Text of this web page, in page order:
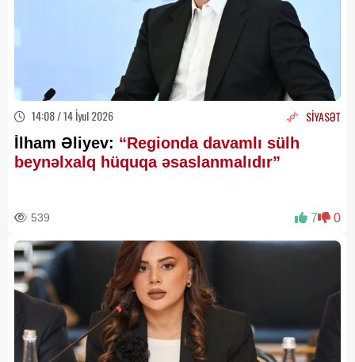
14:08 / 14 İyul 2026 SİYASƏT
İlham Əliyev: “Regionda davamlı sülh
beynəlxalq hüquqa əsaslanmalıdır”
539 7 0